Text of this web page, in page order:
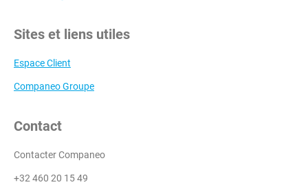
Sites et liens utiles
Espace Client
Companeo Groupe
Contact
Contacter Companeo
+32 460 20 15 49